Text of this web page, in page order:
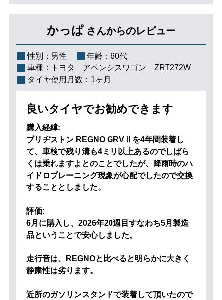
かっぱ さんからのレビュー
性別： 男性 年齢： 60代
車種：
トヨタ アベンシスワゴン ZRT272W
タイヤ使用月数： 1ヶ月
良いタイヤでお勧めできます
購入経緯:
ブリヂストン REGNO GRVⅡを4年間装着し
て、車検で残り溝も4ミリ以上あるのでしばら
くは乗れますよとのことでしたが、降雨時のハ
イドロプレーニング現象が心配でしたので交換
することとしました。
評価:
6月に購入し、2026年20週目すなわち5月製造
品ということで安心しました。
走行音は、REGNOと比べると明らかに大きく
静粛性は劣ります。
近所のガソリンスタンドで装着して頂いたので